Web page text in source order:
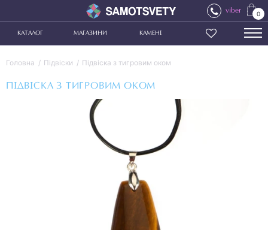
viber 0
КАТАЛОГ МАГАЗИНИ КАМЕНІ
Головна Підвіски Підвіска з тигровим оком
ПІДВІСКА З ТИГРОВИМ ОКОМ